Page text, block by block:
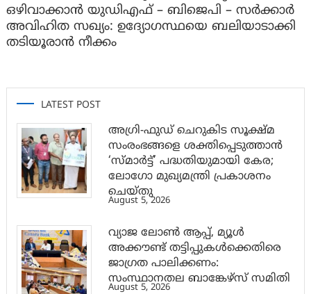
ഒഴിവാക്കാൻ യുഡിഎഫ് – ബിജെപി – സർക്കാർ
അവിഹിത സഖ്യം: ഉദ്യോഗസ്ഥയെ ബലിയാടാക്കി
തടിയൂരാൻ നീക്കം
LATEST POST
അഗ്രി-ഫുഡ് ചെറുകിട സൂക്ഷ്മ
സംരംഭങ്ങളെ ശക്തിപ്പെടുത്താന്‍
‘സ്മാര്‍ട്ട്’ പദ്ധതിയുമായി കേര;
ലോഗോ മുഖ്യമന്ത്രി പ്രകാശനം
ചെയ്തു
August 5, 2026
വ്യാജ ലോൺ ആപ്പ്, മ്യൂൾ
അക്കൗണ്ട് തട്ടിപ്പുകൾക്കെതിരെ
ജാ​ഗ്രത പാലിക്കണം:
സംസ്ഥാനതല ബാങ്കേഴ്സ് സമിതി
August 5, 2026